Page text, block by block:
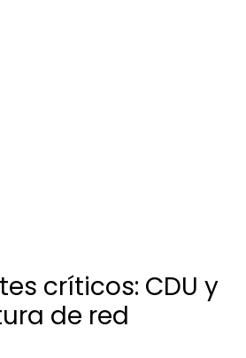
críticos: CDU y
de red